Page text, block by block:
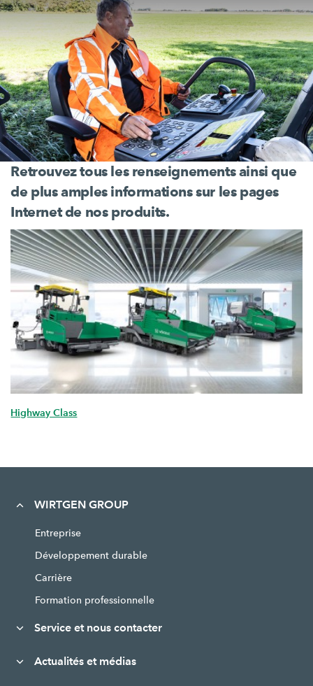
Retrouvez tous les renseignements ainsi que
de plus amples informations sur les pages
Internet de nos produits.
Highway Class
WIRTGEN GROUP
Entreprise
Développement durable
Carrière
Formation professionnelle
Service et nous contacter
Actualités et médias